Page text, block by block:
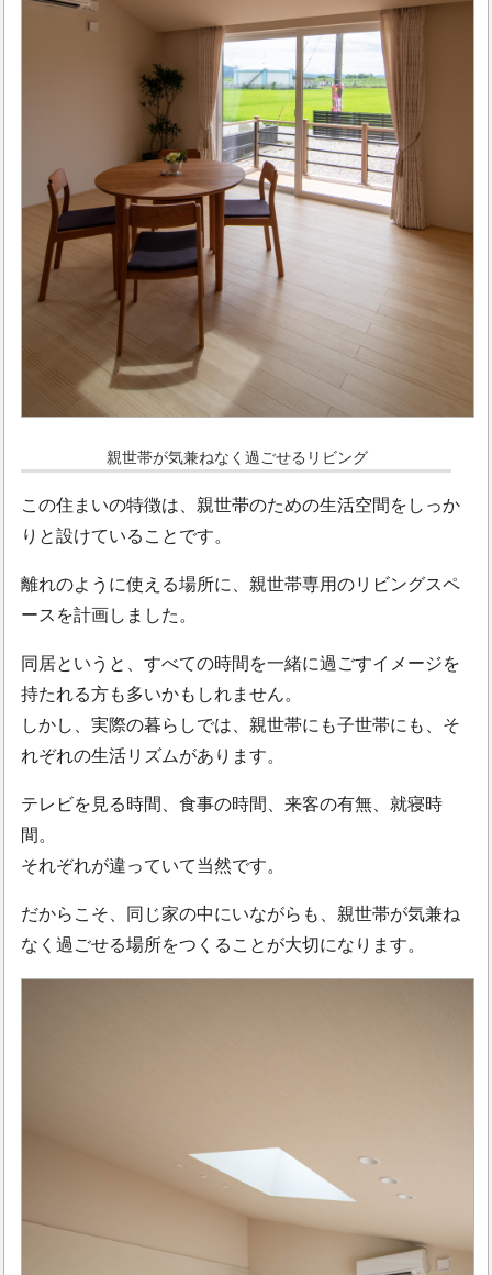
親世帯が気兼ねなく過ごせるリビング
この住まいの特徴は、親世帯のための生活空間をしっか
りと設けていることです。
離れのように使える場所に、親世帯専用のリビングスペ
ースを計画しました。
同居というと、すべての時間を一緒に過ごすイメージを
持たれる方も多いかもしれません。
しかし、実際の暮らしでは、親世帯にも子世帯にも、そ
れぞれの生活リズムがあります。
テレビを見る時間、食事の時間、来客の有無、就寝時
間。
それぞれが違っていて当然です。
だからこそ、同じ家の中にいながらも、親世帯が気兼ね
なく過ごせる場所をつくることが大切になります。